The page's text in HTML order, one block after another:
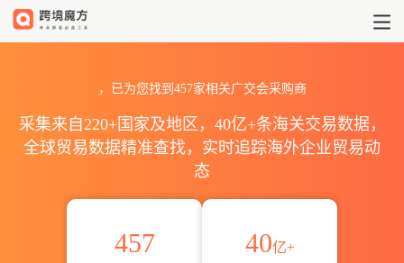
，已为您找到457家相关广交会采购商
采集来自220+国家及地区，40亿+条海关交易数据，
全球贸易数据精准查找，实时追踪海外企业贸易动
态
457 40亿+